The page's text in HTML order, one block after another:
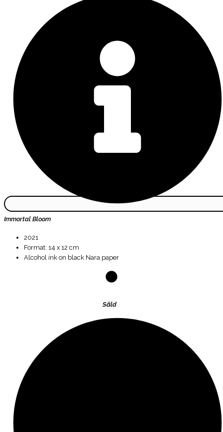
Immortal Bloom
2021
Format: 14 x 12 cm
Alcohol ink on black Nara paper
Såld